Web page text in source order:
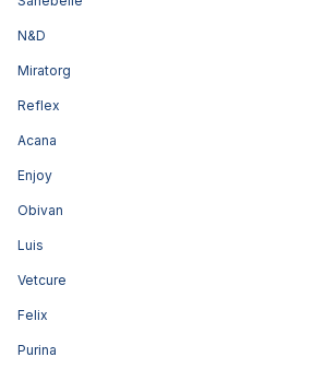
N&D
Miratorg
Reflex
Acana
Enjoy
Obivan
Luis
Vetcure
Felix
Purina